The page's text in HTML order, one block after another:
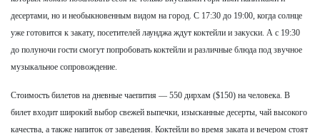
десертами, но и необыкновенным видом на город. С 17:30 до 19:00, когда солнце
уже готовится к закату, посетителей лаунджа ждут коктейли и закуски. А с 19:30
до полуночи гости смогут попробовать коктейли и различные блюда под звучное
музыкальное сопровождение.
Стоимость билетов на дневные чаепития — 550 дирхам ($150) на человека. В
билет входит широкий выбор свежей выпечки, изысканные десерты, чай высокого
качества, а также напиток от заведения. Коктейли во время заката и вечером стоят